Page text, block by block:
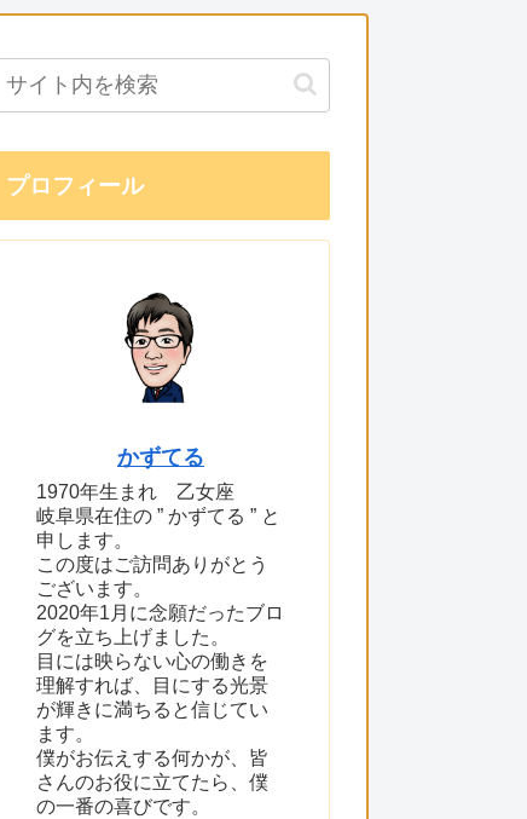
プロフィール
かずてる
1970年生まれ 乙女座
岐阜県在住の ” かずてる ” と
申します。
この度はご訪問ありがとう
ございます。
2020年1月に念願だったブロ
グを立ち上げました。
目には映らない心の働きを
理解すれば、目にする光景
が輝きに満ちると信じてい
ます。
僕がお伝えする何かが、皆
さんのお役に立てたら、僕
の一番の喜びです。